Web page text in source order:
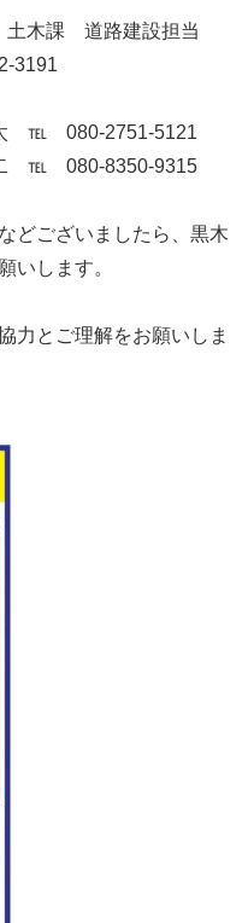
土木課 道路建設担当
3191
℡ 080-2751-5121
℡ 080-8350-9315
ございましたら、黒木
いします。
力とご理解をお願いしま